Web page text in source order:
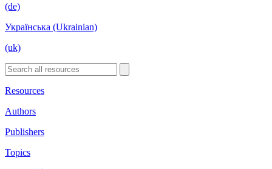
(de)
Українська (Ukrainian)
(uk)
Resources
Authors
Publishers
Topics